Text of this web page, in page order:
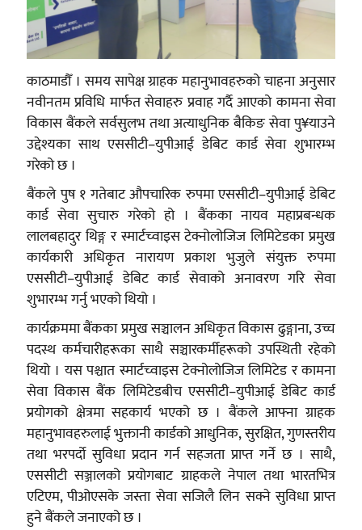
काठमाडौँ । समय सापेक्ष ग्राहक महानुभावहरुको चाहना अनुसार
नवीनतम प्रविधि मार्फत सेवाहरु प्रवाह गर्दै आएको कामना सेवा
विकास बैंकले सर्वसुलभ तथा अत्याधुनिक बैकिङ सेवा पु¥याउने
उद्देश्यका साथ एससीटी–युपीआई डेबिट कार्ड सेवा शुभारम्भ
गरेको छ ।
बैंकले पुष १ गतेबाट औपचारिक रुपमा एससीटी–युपीआई डेबिट
कार्ड सेवा सुचारु गरेको हो । बैंकका नायव महाप्रबन्धक
लालबहादुर थिङ्ग र स्मार्टच्वाइस टेक्नोलोजिज लिमिटेडका प्रमुख
कार्यकारी अधिकृत नारायण प्रकाश भुजुले संयुक्त रुपमा
एससीटी–युपीआई डेबिट कार्ड सेवाको अनावरण गरि सेवा
शुभारम्भ गर्नु भएको थियो ।
कार्यक्रममा बैंकका प्रमुख सञ्चालन अधिकृत विकास ढुङ्गाना, उच्च
पदस्थ कर्मचारीहरूका साथै सञ्चारकर्मीहरूको उपस्थिती रहेको
थियो । यस पश्चात स्मार्टच्वाइस टेक्नोलोजिज लिमिटेड र कामना
सेवा विकास बैंक लिमिटेडबीच एससीटी–युपीआई डेबिट कार्ड
प्रयोगको क्षेत्रमा सहकार्य भएको छ । बैंकले आफ्ना ग्राहक
महानुभावहरुलाई भुक्तानी कार्डको आधुनिक, सुरक्षित, गुणस्तरीय
तथा भरपर्दो सुविधा प्रदान गर्न सहजता प्राप्त गर्ने छ । साथै,
एससीटी सञ्जालको प्रयोगबाट ग्राहकले नेपाल तथा भारतभित्र
एटिएम, पीओएसके जस्ता सेवा सजिलै लिन सक्ने सुविधा प्राप्त
हुने बैंकले जनाएको छ ।